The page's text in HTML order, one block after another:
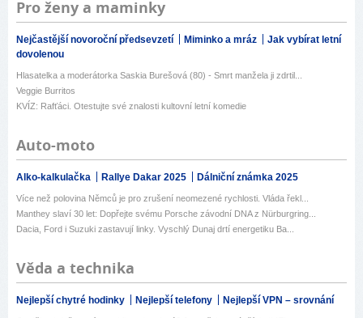
Pro ženy a maminky
Nejčastější novoroční předsevzetí Miminko a mráz
Jak vybírat letní
dovolenou
Hlasatelka a moderátorka Saskia Burešová (80) - Smrt manžela ji zdrtil...
Veggie Burritos
KVÍZ: Rafťáci. Otestujte své znalosti kultovní letní komedie
Auto-moto
Alko-kalkulačka Rallye Dakar 2025 Dálniční známka 2025
Více než polovina Němců je pro zrušení neomezené rychlosti. Vláda řekl...
Manthey slaví 30 let: Dopřejte svému Porsche závodní DNA z Nürburgring...
Dacia, Ford i Suzuki zastavují linky. Vyschlý Dunaj drtí energetiku Ba...
Věda a technika
Nejlepší chytré hodinky Nejlepší telefony Nejlepší VPN – srovnání